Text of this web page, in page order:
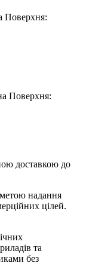
Поверхня:
Поверхня:
доставкою до
надання
цілей.
та
без